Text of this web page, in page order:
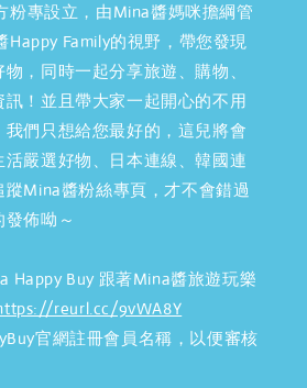
粉專設立，由Mina醬媽咪擔綱管
Happy Family的視野，帶您發現
，同時一起分享旅遊、購物、
！並且帶大家一起開心的不用
我們只想給您最好的，這兒將會
嚴選好物、日本連線、韓國連
Mina醬粉絲專頁，才不會錯過
佈呦～
Happy Buy 跟著Mina醬旅遊玩樂
reurl.cc/9vWA8Y
官網註冊會員名稱，以便審核